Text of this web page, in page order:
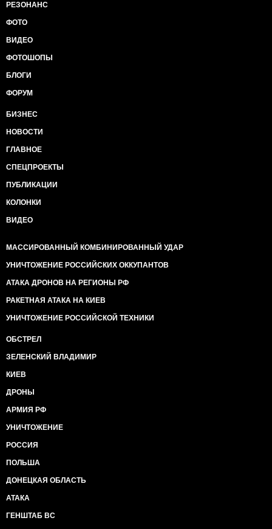
РЕЗОНАНС
ФОТО
ВИДЕО
ФОТОШОПЫ
БЛОГИ
ФОРУМ
БИЗНЕС
НОВОСТИ
ГЛАВНОЕ
СПЕЦПРОЕКТЫ
ПУБЛИКАЦИИ
КОЛОНКИ
ВИДЕО
МАССИРОВАННЫЙ КОМБИНИРОВАННЫЙ УДАР
УНИЧТОЖЕНИЕ РОССИЙСКИХ ОККУПАНТОВ
АТАКА ДРОНОВ НА РЕГИОНЫ РФ
РАКЕТНАЯ АТАКА НА КИЕВ
УНИЧТОЖЕНИЕ РОССИЙСКОЙ ТЕХНИКИ
ОБСТРЕЛ
ЗЕЛЕНСКИЙ ВЛАДИМИР
КИЕВ
ДРОНЫ
АРМИЯ РФ
УНИЧТОЖЕНИЕ
РОССИЯ
ПОЛЬША
ДОНЕЦКАЯ ОБЛАСТЬ
АТАКА
ГЕНШТАБ ВС